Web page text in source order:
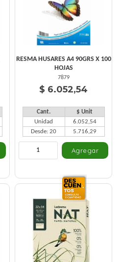
RESMA HUSARES A4 90GRS X 100
HOJAS
7879
$ 6.052,54
Cant.
$ Unit
Unidad
6.052,54
Desde: 20
5.716,29